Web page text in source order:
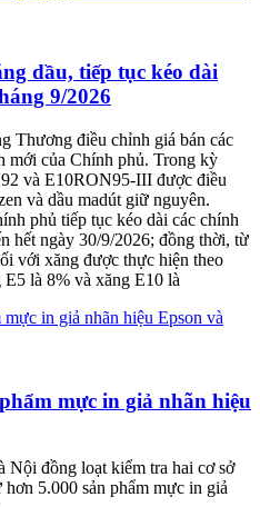
dầu, tiếp tục kéo dài
9/2026
Thương điều chỉnh giá bán các
mới của Chính phủ. Trong kỳ
và E10RON95-III được điều
và dầu madút giữ nguyên.
phủ tiếp tục kéo dài các chính
hết ngày 30/9/2026; đồng thời, từ
với xăng được thực hiện theo
là 8% và xăng E10 là
mực in giả nhãn hiệu
đồng loạt kiểm tra hai cơ sở
5.000 sản phẩm mực in giả